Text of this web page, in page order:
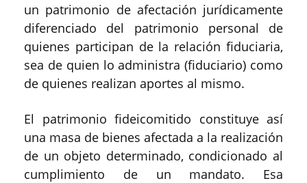
un patrimonio de afectación jurídicamente
diferenciado del patrimonio personal de
quienes participan de la relación fiduciaria,
sea de quien lo administra (fiduciario) como
de quienes realizan aportes al mismo.
El patrimonio fideicomitido constituye así
una masa de bienes afectada a la realización
de un objeto determinado, condicionado al
cumplimiento de un mandato. Esa